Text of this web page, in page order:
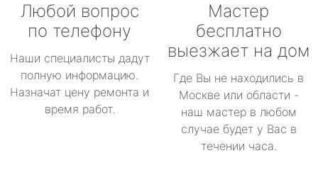
Любой вопрос
по телефону
Наши специалисты дадут
полную информацию.
Назначат цену ремонта и
время работ.
Мастер
бесплатно
выезжает на дом
Где Вы не находились в
Москве или области -
наш мастер в любом
случае будет у Вас в
течении часа.